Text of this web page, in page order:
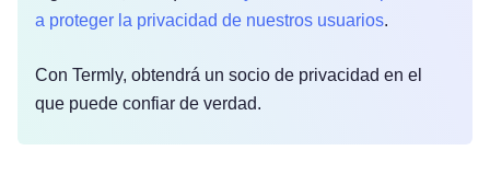
a proteger la privacidad de nuestros usuarios.
Con Termly, obtendrá un socio de privacidad en el
que puede confiar de verdad.